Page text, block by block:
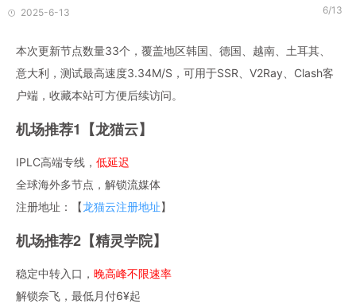
2025-6-13 6/13
本次更新节点数量33个，覆盖地区韩国、德国、越南、土耳其、
意大利，测试最高速度3.34M/S，可用于SSR、V2Ray、Clash客
户端，收藏本站可方便后续访问。
机场推荐1【龙猫云】
IPLC高端专线， 低延迟
全球海外多节点，解锁流媒体
注册地址：【龙猫云注册地址】
机场推荐2【精灵学院】
稳定中转入口， 晚高峰不限速率
解锁奈飞，最低月付6¥起